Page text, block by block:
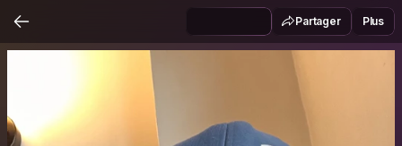
Partager Plus